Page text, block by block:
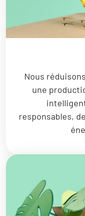
Nous
une
responsables,